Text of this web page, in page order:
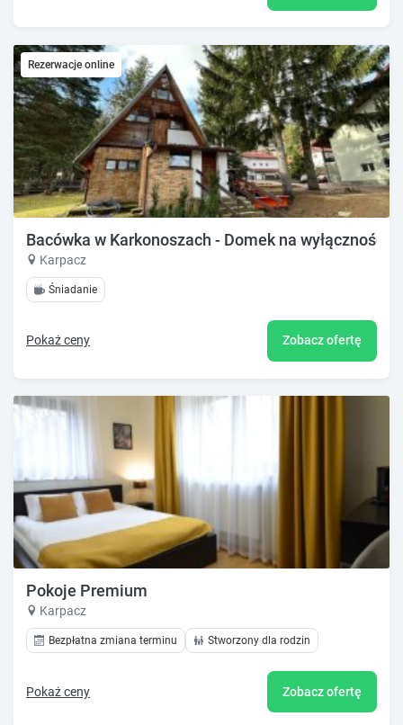
Rezerwacje online
Bacówka w Karkonoszach - Domek na wyłączność
Karpacz
Śniadanie
Pokaż ceny Zobacz ofertę
Pokoje Premium
Karpacz
Bezpłatna zmiana terminu Stworzony dla rodzin
Pokaż ceny Zobacz ofertę